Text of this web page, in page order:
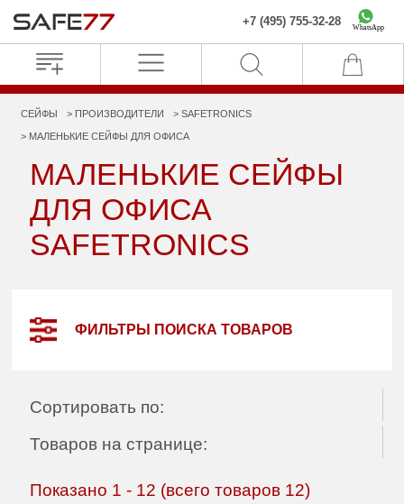
+7 (495) 755-32-28 WhatsApp
СЕЙФЫ ПРОИЗВОДИТЕЛИ SAFETRONICS
МАЛЕНЬКИЕ СЕЙФЫ ДЛЯ ОФИСА
МАЛЕНЬКИЕ СЕЙФЫ
ДЛЯ ОФИСА
SAFETRONICS
ФИЛЬТРЫ ПОИСКА ТОВАРОВ
Сортировать по:
Товаров на странице:
Показано 1 - 12 (всего товаров 12)